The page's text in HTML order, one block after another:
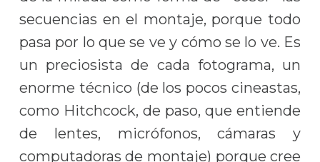
secuencias en el montaje, porque todo
pasa por lo que se ve y cómo se lo ve. Es
un preciosista de cada fotograma, un
enorme técnico (de los pocos cineastas,
como Hitchcock, de paso, que entiende
de lentes, micrófonos, cámaras y
computadoras de montaje) porque cree